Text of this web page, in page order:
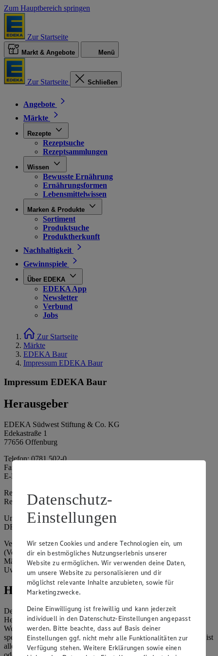
Zum Hauptbereich springen
Zur Startseite
Markt & Angebote Menü
Zur Startseite Schließen
Angebote
Märkte
Rezepte
Rezeptsuche
Rezeptsammlungen
Wissen
Bewusste Ernährung
Ernährungsformen
Lebensmittelwissen
Marken & Produkte
Sortiment
Produktsuche
Produktherkunft
Nachhaltigkeit
Gewinnspiele
Über EDEKA
EDEKA App
Newsletter
Verbund
Jobs
Zur Startseite
Märkte
EDEKA Baur
Impressum EDEKA Baur
Impressum EDEKA Baur
Herausgeber
EDEKA Südwest Stiftung & Co. KG
Edekastraße 1
77656 Offenburg
Telefon: 0781 502-0
Fax: 0781 502-6180
E-Mail: kundenservice@edeka-suedwest.de
Registergericht: Amtsgericht Freiburg i.B.
Registernummer: HRA 707629
Umsatzsteuer-Identifikationsnummer gem. § 27a UStG:
DE815916131
Vertretungsberechtigte: Rainer Huber (Sprecher)
(Vorstandsmitglied), Klaus Fickert (Vorstandsmitglied), Jürgen
Mäder (Vorstandsmitglied), Patrick Mogck (Vorstandsmitglied),
Uwe Kohler
Hinweise
Der Inhalt dieser Website ist urheberrechtlich geschützt. Der
Herausgeber gewährt Ihnen jedoch das Recht, den auf dieser
Website bereitgestellten Text ganz oder ausschnittsweise zu
speichern und zu vervielfältigen. Aus Gründen des Urheberrechts ist
allerdings die Speicherung und Vervielfältigung von Bildmaterial
Datenschutz-
Einstellungen
Wir setzen Cookies und andere Technologien ein, um
dir ein bestmögliches Nutzungserlebnis unserer
Website zu ermöglichen. Wir verwenden deine Daten,
um unsere Website zu personalisieren und dir
möglichst relevante Inhalte anzubieten, sowie für
Marketingzwecke.
Deine Einwilligung ist freiwillig und kann jederzeit
individuell in den Datenschutz-Einstellungen angepasst
werden. Bitte beachte, dass auf Basis deiner
Einstellungen ggf. nicht mehr alle Funktionalitäten zur
Verfügung stehen. Weitere Erklärungen sowie einen